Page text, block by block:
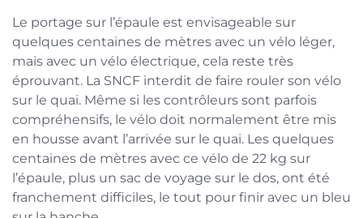
Le portage sur l’épaule est envisageable sur
quelques centaines de mètres avec un vélo léger,
mais avec un vélo électrique, cela reste très
éprouvant. La SNCF interdit de faire rouler son vélo
sur le quai. Même si les contrôleurs sont parfois
compréhensifs, le vélo doit normalement être mis
en housse avant l’arrivée sur le quai. Les quelques
centaines de mètres avec ce vélo de 22 kg sur
l’épaule, plus un sac de voyage sur le dos, ont été
franchement difficiles, le tout pour finir avec un bleu